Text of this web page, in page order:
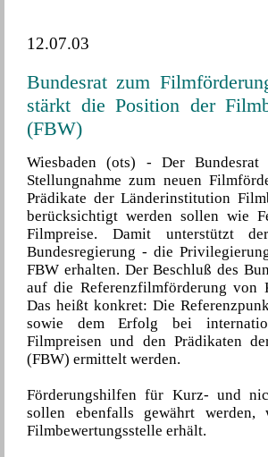
12.07.03
Bundesrat zum
stärkt die Position der
(FBW)
Wiesbaden (ots) - Der
Stellungnahme zum neuen
Prädikate der Länderinstitution
berücksichtigt werden sollen wie
Filmpreise. Damit unterstützt
Bundesregierung - die
FBW erhalten. Der Beschluß des
auf die Referenzfilmförderung
Das heißt konkret: Die
sowie dem Erfolg bei
Filmpreisen und den Prädikaten
(FBW) ermittelt werden.
Förderungshilfen für Kurz- und
sollen ebenfalls gewährt
Filmbewertungsstelle erhält.